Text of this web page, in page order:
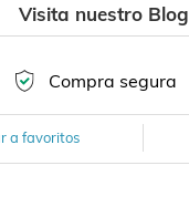
Visita nuestro Blog
Compra segura
a favoritos